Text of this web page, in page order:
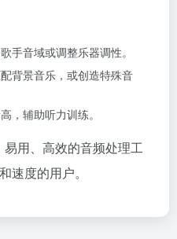
手音域或调整乐器调性。
背景音乐，或创造特殊音
，辅助听力训练。
用、高效的音频处理工
速度的用户。